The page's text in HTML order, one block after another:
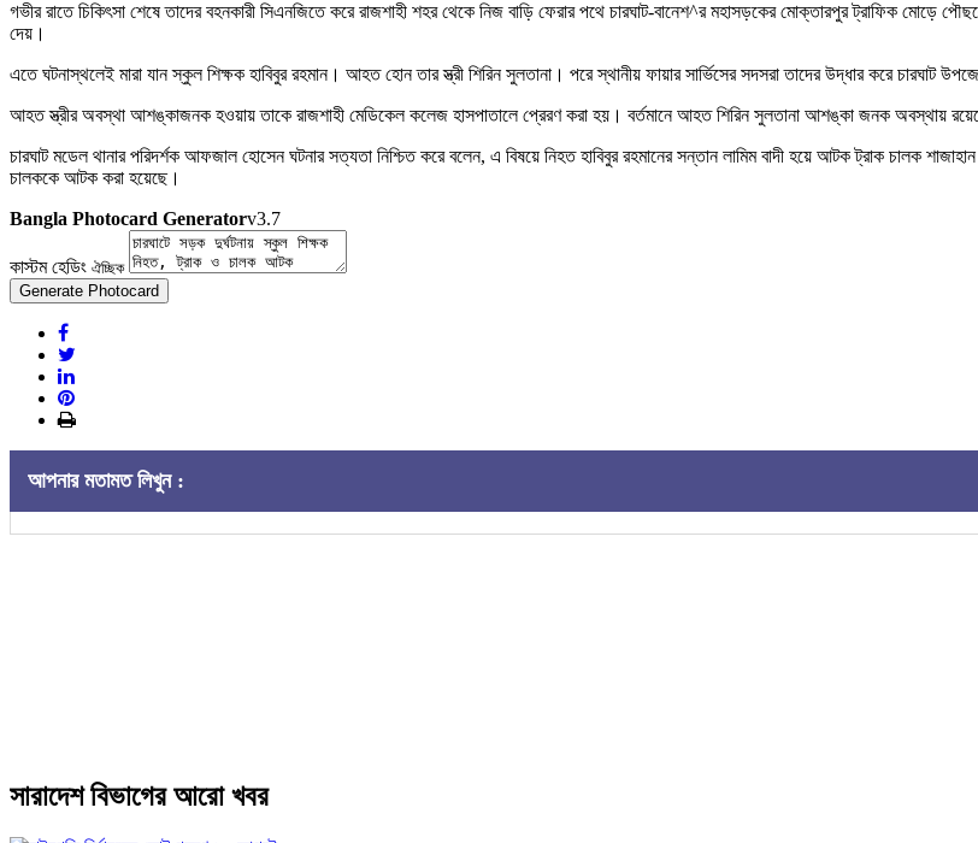
গভীর রাতে চিকিৎসা শেষে তাদের বহনকারী সিএনজিতে করে রাজশাহী শহর থেকে নিজ বাড়ি ফেরার পথে চারঘাট-বানেশ^র মহাসড়কের মোক্তারপুর ট্রাফিক মোড়ে
দেয়।
এতে ঘটনাস্থলেই মারা যান স্কুল শিক্ষক হাবিবুর রহমান। আহত হোন তার স্ত্রী শিরিন সুলতানা। পরে স্থানীয় ফায়ার সার্ভিসের সদসরা তাদের উদ্ধার করে চারঘাট
আহত স্ত্রীর অবস্থা আশঙ্কাজনক হওয়ায় তাকে রাজশাহী মেডিকেল কলেজ হাসপাতালে প্রেরণ করা হয়। বর্তমানে আহত শিরিন সুলতানা আশঙ্কা জনক অবস্থায়
চারঘাট মডেল থানার পরিদর্শক আফজাল হোসেন ঘটনার সত্যতা নিশ্চিত করে বলেন, এ বিষয়ে নিহত হাবিবুর রহমানের সন্তান লামিম বাদী হয়ে আটক ট্রাক চালক
চালককে আটক করা হয়েছে।
Bangla Photocard Generatorv3.7
কাস্টম হেডিং ঐচ্ছিক
Generate Photocard
আপনার মতামত লিখুন :
সারাদেশ বিভাগের আরো খবর